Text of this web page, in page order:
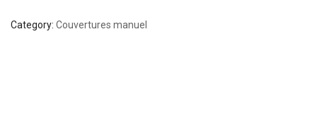
Category: Couvertures manuel